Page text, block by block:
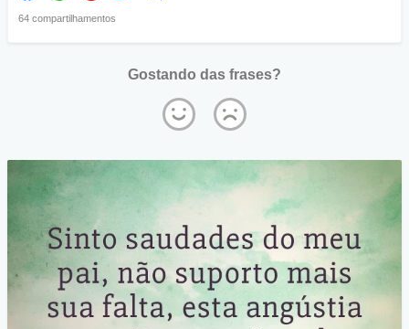
64 compartilhamentos
Gostando das frases?